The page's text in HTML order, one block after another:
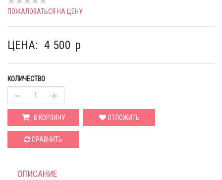
ПОЖАЛОВАТЬСЯ НА ЦЕНУ
ЦЕНА: 4 500 p
КОЛИЧЕСТВО
В КОРЗИНУ ОТЛОЖИТЬ
СРАВНИТЬ
ОПИСАНИЕ